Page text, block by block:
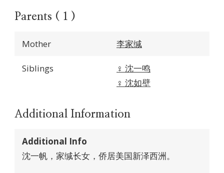
Parents ( 1 )
Mother 李家缄
Siblings ♀️ 沈一鸣
♀️ 沈如壁
Additional Information
Additional Info
沈一帆，家缄长女，侨居美国新泽西洲。